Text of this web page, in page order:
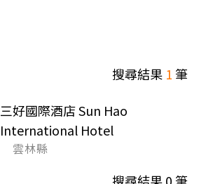
搜尋結果 1筆
三好國際酒店 Sun Hao
International Hotel
雲林縣